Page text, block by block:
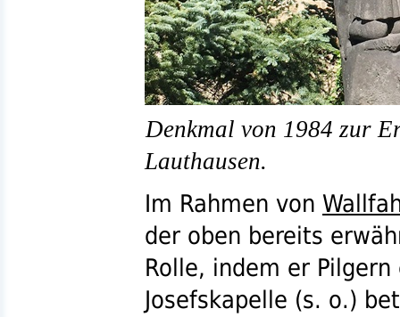
Denkmal von 1984 zur
Lauthausen.
Im Rahmen von
der oben bereits
Rolle, indem er
Josefskapelle (s. o.)